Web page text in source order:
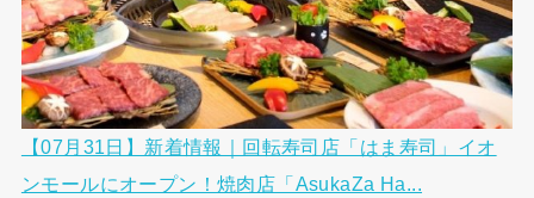
【07月31日】新着情報｜回転寿司店「はま寿司」イオ
ンモールにオープン！焼肉店「AsukaZa Ha...